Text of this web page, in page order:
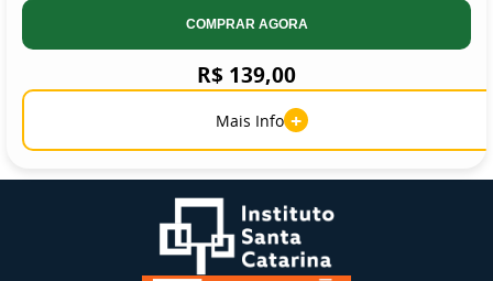
COMPRAR AGORA
R$ 139,00
Mais Info +